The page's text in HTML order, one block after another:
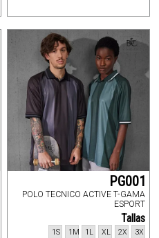
PG001
POLO TECNICO ACTIVE T-GAMA
ESPORT
Tallas
3X
2X
XL
1L
1M
1S